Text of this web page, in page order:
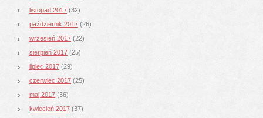
listopad 2017 (32)
październik 2017 (26)
wrzesień 2017 (22)
sierpień 2017 (25)
lipiec 2017 (29)
czerwiec 2017 (25)
maj 2017 (36)
kwiecień 2017 (37)